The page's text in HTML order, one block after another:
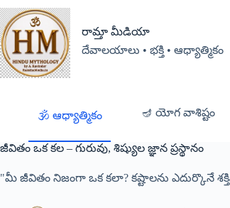
రామ్తా మీడియా
దేవాలయాలు • భక్తి • ఆధ్యాత్మికం
🕉️ ఆధ్యాత్మికం 🪔 యోగ వాశిష్టం
జీవితం ఒక కల – గురువు, శిష్యుల జ్ఞాన ప్రస్థానం
"మీ జీవితం నిజంగా ఒక కలా? కష్టాలను ఎదుర్కొనే